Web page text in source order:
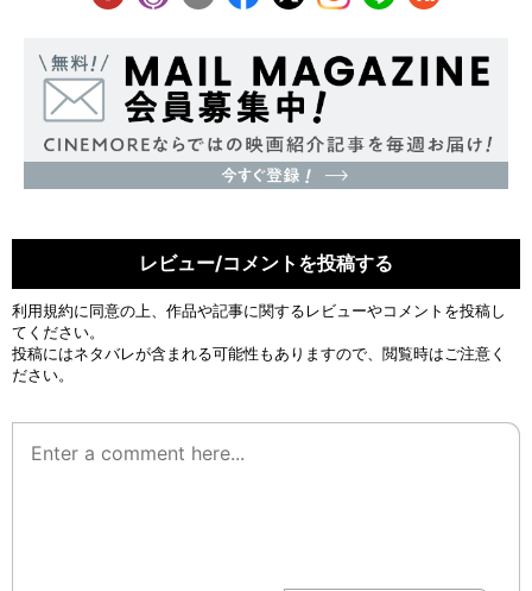
レビュー/コメントを投稿する
利用規約に同意の上、作品や記事に関するレビューやコメントを投稿し
てください。
投稿にはネタバレが含まれる可能性もありますので、閲覧時はご注意く
ださい。